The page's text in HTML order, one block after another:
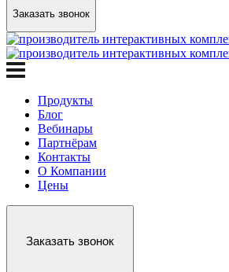
Заказать звонок
Продукты
Блог
Вебинары
Партнёрам
Контакты
О Компании
Цены
Заказать звонок